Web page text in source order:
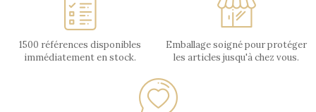
1500 références disponibles
immédiatement en stock.
Emballage soigné pour protéger
les articles jusqu'à chez vous.